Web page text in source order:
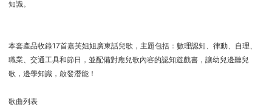
知識。
本套產品收錄17首嘉芙姐姐廣東話兒歌，主題包括：數理認知、律動、自理、
職業、交通工具和節日，並配備對應兒歌內容的認知遊戲書，讓幼兒邊聽兒
歌，邊學知識，啟發潛能！
歌曲列表